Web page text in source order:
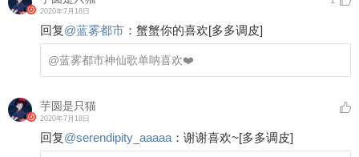
2020年7月18日
回复@蓝雾都市 ： 蟹蟹你的喜欢[多多调皮]
@蓝雾都市神仙歌单呐喜欢❤️
芋圆是只猫
2020年7月18日
回复@serendipity_aaaaa ： 谢谢喜欢~[多多调皮]